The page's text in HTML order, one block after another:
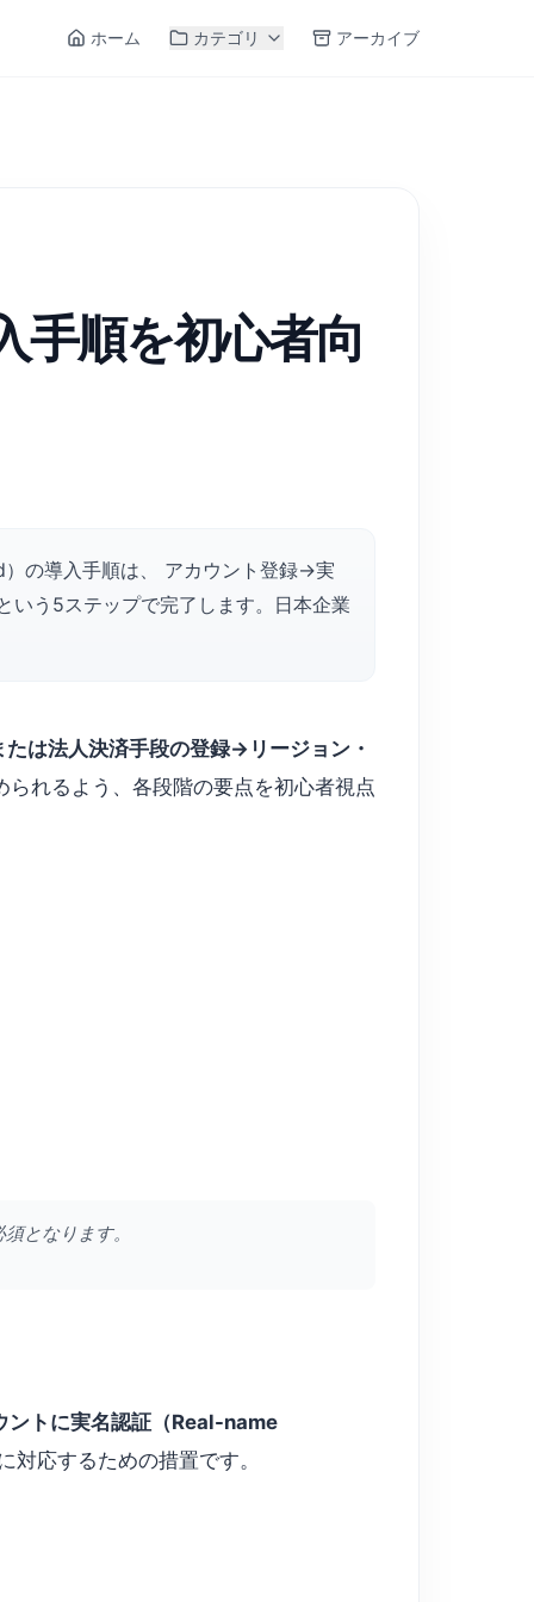
ホーム カテゴリ アーカイブ
手順を初心者向
の導入手順は、 アカウント登録→実
う5ステップで完了します。日本企業
は法人決済手段の登録→リージョン・
れるよう、各段階の要点を初心者視点
となります。
ントに実名認証（Real-name
対応するための措置です。